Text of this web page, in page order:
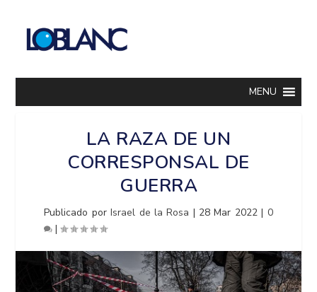
MENU
LA RAZA DE UN
CORRESPONSAL DE
GUERRA
Publicado porIsrael de la Rosa | 28 Mar 2022| 0
|